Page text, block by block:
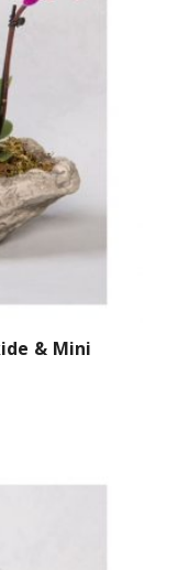
& Mini